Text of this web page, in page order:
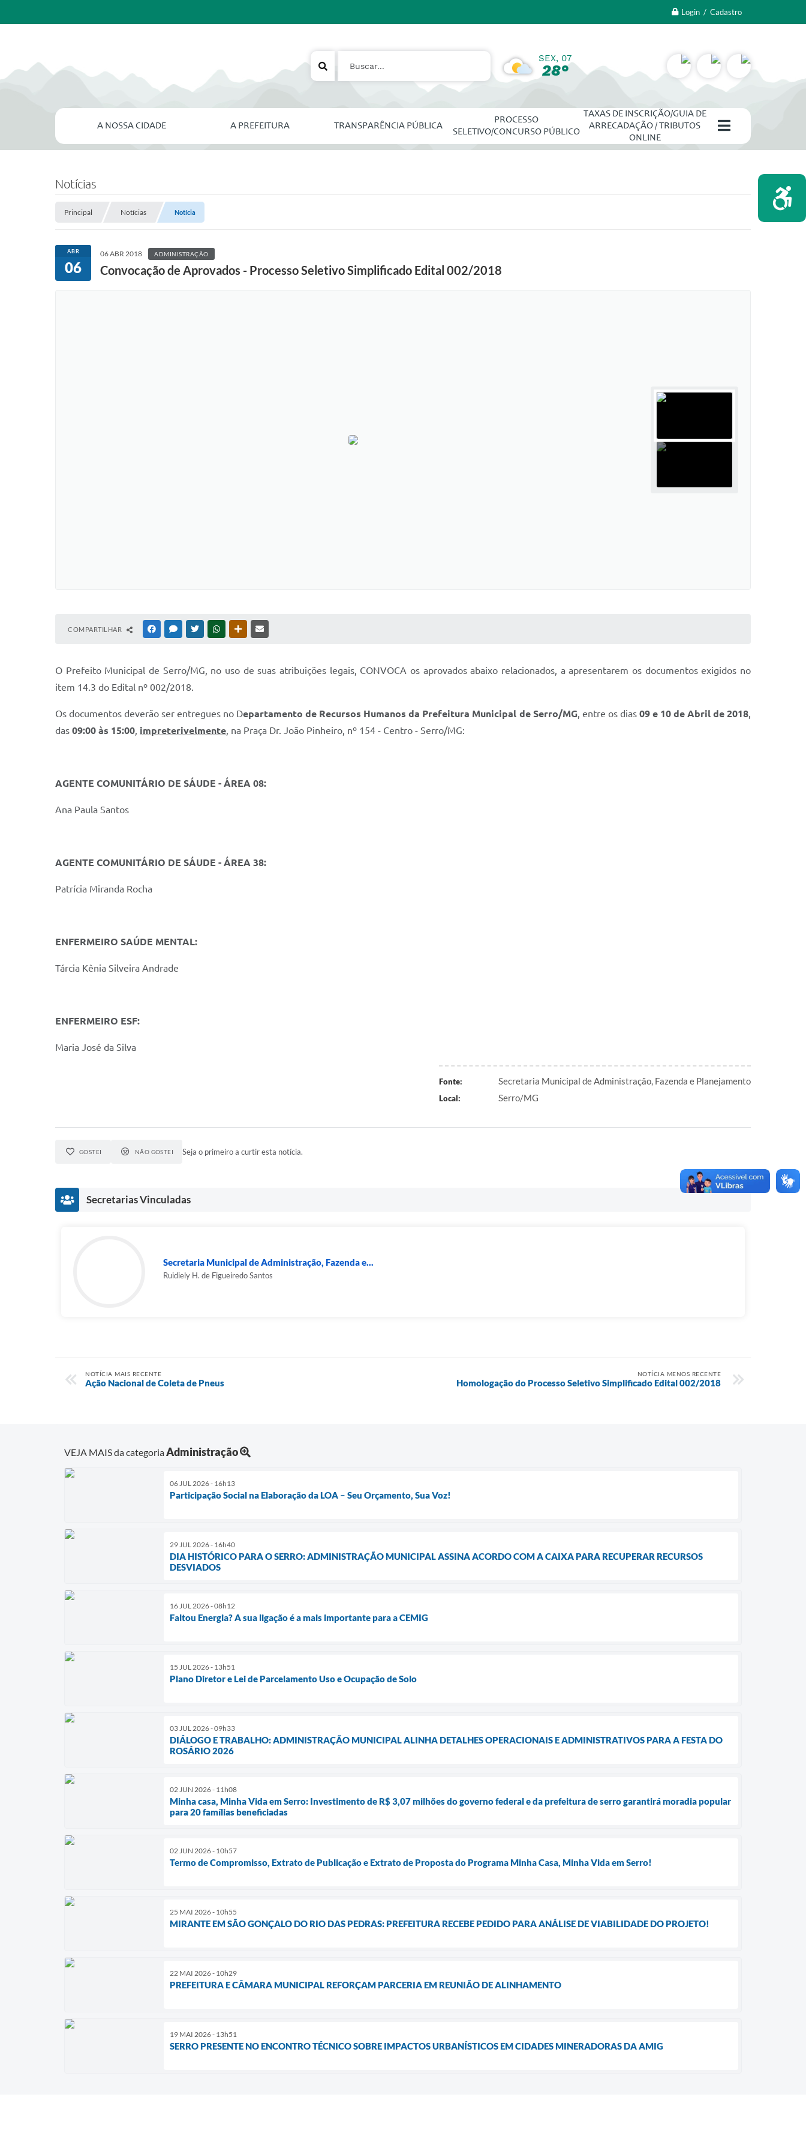
Login / Cadastro
SEX, 07
28°
A NOSSA CIDADE A PREFEITURA TRANSPARÊNCIA PÚBLICA
PROCESSO
SELETIVO/CONCURSO PÚBLICO
TAXAS DE INSCRIÇÃO/GUIA DE
ARRECADAÇÃO / TRIBUTOS
ONLINE
Notícias
Principal Notícias Notícia
ABR
06
06 ABR 2018 ADMINISTRAÇÃO
Convocação de Aprovados - Processo Seletivo Simplificado Edital 002/2018
COMPARTILHAR FACEBOOKMESSENGER
TWITTERWHATSAPPOUTRAS MÍDIAS
O Prefeito Municipal de Serro/MG, no uso de suas atribuições legais, CONVOCA os aprovados abaixo relacionados, a apresentarem os documentos exigidos no
item 14.3 do Edital nº 002/2018.
Os documentos deverão ser entregues no Departamento de Recursos Humanos da Prefeitura Municipal de Serro/MG, entre os dias 09 e 10 de Abril de 2018,
das 09:00 às 15:00, impreterivelmente, na Praça Dr. João Pinheiro, nº 154 - Centro - Serro/MG:
AGENTE COMUNITÁRIO DE SÁUDE - ÁREA 08:
Ana Paula Santos
AGENTE COMUNITÁRIO DE SÁUDE - ÁREA 38:
Patrícia Miranda Rocha
ENFERMEIRO SAÚDE MENTAL:
Tárcia Kênia Silveira Andrade
ENFERMEIRO ESF:
Maria José da Silva
Fonte: Secretaria Municipal de Administração, Fazenda e Planejamento
Local: Serro/MG
GOSTEI NÃO GOSTEI Seja o primeiro a curtir esta notícia.
Secretarias Vinculadas
Secretaria Municipal de Administração, Fazenda e...
Ruidiely H. de Figueiredo Santos
NOTÍCIA MAIS RECENTE
Ação Nacional de Coleta de Pneus
NOTÍCIA MENOS RECENTE
Homologação do Processo Seletivo Simplificado Edital 002/2018
VEJA MAIS da categoriaAdministração
06 JUL 2026 - 16h13
Participação Social na Elaboração da LOA – Seu Orçamento, Sua Voz!
29 JUL 2026 - 16h40
DIA HISTÓRICO PARA O SERRO: ADMINISTRAÇÃO MUNICIPAL ASSINA ACORDO COM A CAIXA PARA RECUPERAR RECURSOS
DESVIADOS
16 JUL 2026 - 08h12
Faltou Energia? A sua ligação é a mais importante para a CEMIG
15 JUL 2026 - 13h51
Plano Diretor e Lei de Parcelamento Uso e Ocupação de Solo
03 JUL 2026 - 09h33
DIÁLOGO E TRABALHO: ADMINISTRAÇÃO MUNICIPAL ALINHA DETALHES OPERACIONAIS E ADMINISTRATIVOS PARA A FESTA DO
ROSÁRIO 2026
02 JUN 2026 - 11h08
Minha casa, Minha Vida em Serro: Investimento de R$ 3,07 milhões do governo federal e da prefeitura de serro garantirá moradia popular
para 20 famílias beneficiadas
02 JUN 2026 - 10h57
Termo de Compromisso, Extrato de Publicação e Extrato de Proposta do Programa Minha Casa, Minha Vida em Serro!
25 MAI 2026 - 10h55
MIRANTE EM SÃO GONÇALO DO RIO DAS PEDRAS: PREFEITURA RECEBE PEDIDO PARA ANÁLISE DE VIABILIDADE DO PROJETO!
22 MAI 2026 - 10h29
PREFEITURA E CÂMARA MUNICIPAL REFORÇAM PARCERIA EM REUNIÃO DE ALINHAMENTO
19 MAI 2026 - 13h51
SERRO PRESENTE NO ENCONTRO TÉCNICO SOBRE IMPACTOS URBANÍSTICOS EM CIDADES MINERADORAS DA AMIG